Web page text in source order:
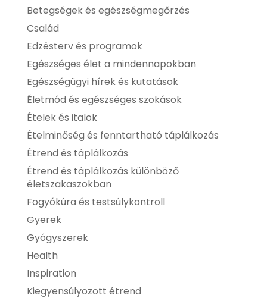
Betegségek és egészségmegőrzés
Család
Edzésterv és programok
Egészséges élet a mindennapokban
Egészségügyi hírek és kutatások
Életmód és egészséges szokások
Ételek és italok
Ételminőség és fenntartható táplálkozás
Étrend és táplálkozás
Étrend és táplálkozás különböző
életszakaszokban
Fogyókúra és testsúlykontroll
Gyerek
Gyógyszerek
Health
Inspiration
Kiegyensúlyozott étrend